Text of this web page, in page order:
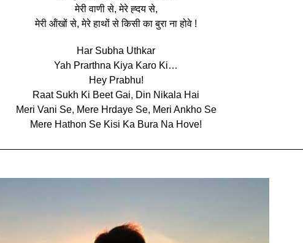
मेरी वाणी से, मेरे ह्दय से,
मेरी ऑंखों से, मेरे हाथों से किसी का बुरा ना होवे !
Har Subha Uthkar
Yah Prarthna Kiya Karo Ki…
Hey Prabhu!
Raat Sukh Ki Beet Gai, Din Nikala Hai
Meri Vani Se, Mere Hrdaye Se, Meri Ankho Se
Mere Hathon Se Kisi Ka Bura Na Hove!